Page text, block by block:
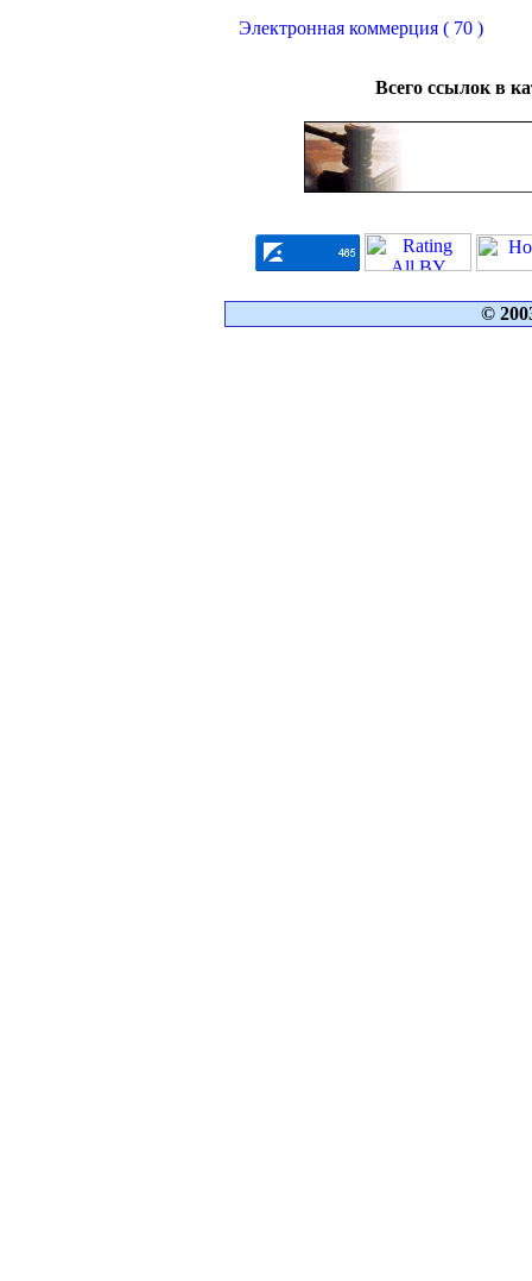
Электронная коммерция ( 70 )
Всего ссылок в
©